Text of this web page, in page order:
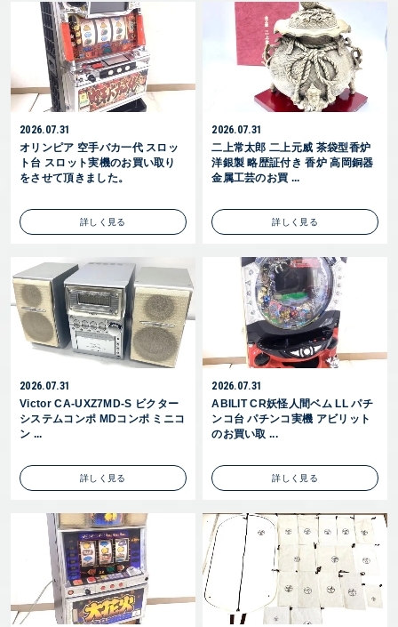
2026.07.31
オリンピア 空手バカ一代 スロッ
ト台 スロット実機のお買い取り
をさせて頂きました。
詳しく見る
2026.07.31
二上常太郎 二上元威 茶袋型香炉
洋銀製 略歴証付き 香炉 高岡銅器
金属工芸のお買 ...
詳しく見る
2026.07.31
Victor CA-UXZ7MD-S ビクター
システムコンポ MDコンポ ミニコ
ン ...
詳しく見る
2026.07.31
ABILIT CR妖怪人間ベム LL パチ
ンコ台 パチンコ実機 アビリット
のお買い取 ...
詳しく見る